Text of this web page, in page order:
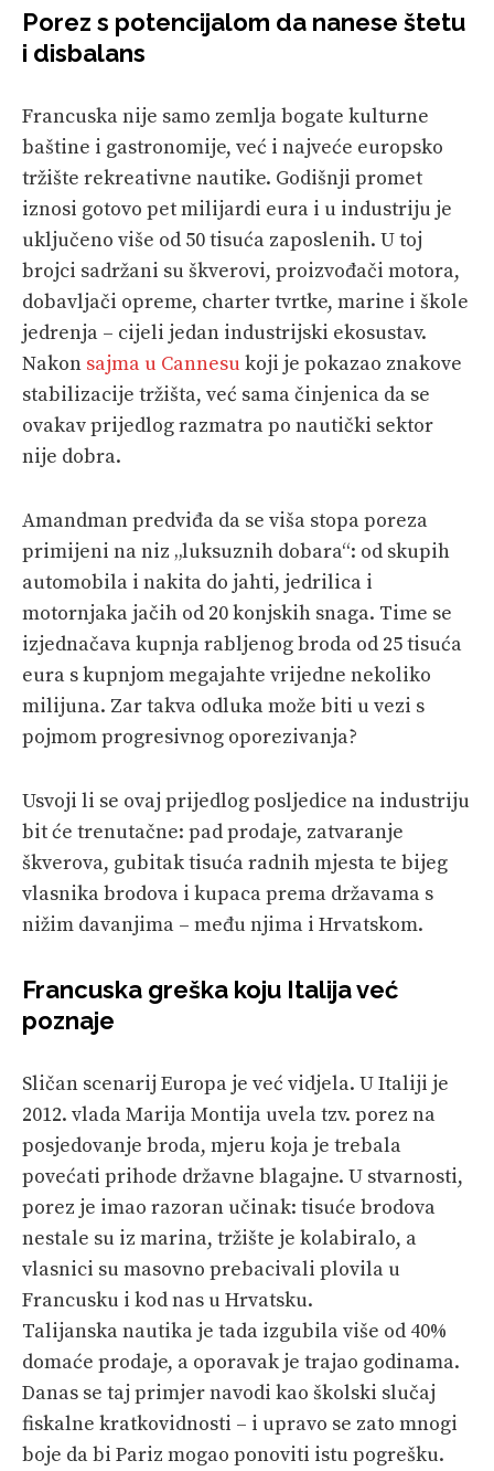
Porez s potencijalom da nanese štetu
i disbalans
Francuska nije samo zemlja bogate kulturne
baštine i gastronomije, već i najveće europsko
tržište rekreativne nautike. Godišnji promet
iznosi gotovo pet milijardi eura i u industriju je
uključeno više od 50 tisuća zaposlenih. U toj
brojci sadržani su škverovi, proizvođači motora,
dobavljači opreme, charter tvrtke, marine i škole
jedrenja – cijeli jedan industrijski ekosustav.
Nakon sajma u Cannesu koji je pokazao znakove
stabilizacije tržišta, već sama činjenica da se
ovakav prijedlog razmatra po nautički sektor
nije dobra.
Amandman predviđa da se viša stopa poreza
primijeni na niz „luksuznih dobara“: od skupih
automobila i nakita do jahti, jedrilica i
motornjaka jačih od 20 konjskih snaga. Time se
izjednačava kupnja rabljenog broda od 25 tisuća
eura s kupnjom megajahte vrijedne nekoliko
milijuna. Zar takva odluka može biti u vezi s
pojmom progresivnog oporezivanja?
Usvoji li se ovaj prijedlog posljedice na industriju
bit će trenutačne: pad prodaje, zatvaranje
škverova, gubitak tisuća radnih mjesta te bijeg
vlasnika brodova i kupaca prema državama s
nižim davanjima – među njima i Hrvatskom.
Francuska greška koju Italija već
poznaje
Sličan scenarij Europa je već vidjela. U Italiji je
2012. vlada Marija Montija uvela tzv. porez na
posjedovanje broda, mjeru koja je trebala
povećati prihode državne blagajne. U stvarnosti,
porez je imao razoran učinak: tisuće brodova
nestale su iz marina, tržište je kolabiralo, a
vlasnici su masovno prebacivali plovila u
Francusku i kod nas u Hrvatsku.
Talijanska nautika je tada izgubila više od 40%
domaće prodaje, a oporavak je trajao godinama.
Danas se taj primjer navodi kao školski slučaj
fiskalne kratkovidnosti – i upravo se zato mnogi
boje da bi Pariz mogao ponoviti istu pogrešku.